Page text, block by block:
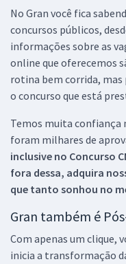
No Gran você fica
concursos públicos,
informações sobre as
online que oferecemos
rotina bem corrida, mas
o concurso que está
Temos muita confiança
foram milhares de
inclusive no Concurso
fora dessa, adquira
que tanto sonhou no
Gran também é
Com apenas um clique,
inicia a transformação